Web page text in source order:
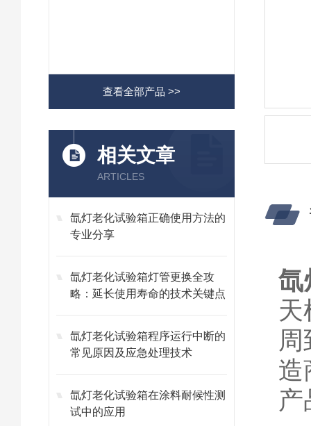
查看全部产品 >>
相关文章
ARTICLES
氙灯老化试验箱正确使用方法的
专业分享
氙灯老化试验箱灯管更换全攻
略：延长使用寿命的技术关键点
氙灯老化试验箱程序运行中断的
常见原因及应急处理技术
氙灯老化试验箱在涂料耐候性测
试中的应用
氙
造
产